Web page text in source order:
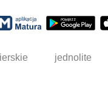
jednolite